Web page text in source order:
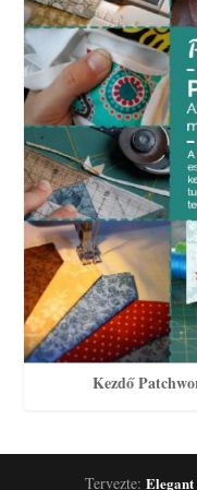
Kezdő
Tervezte: Elegant